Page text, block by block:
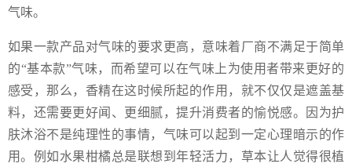
气味。
如果一款产品对气味的要求更高，意味着厂商不满足于简单
的“基本款”气味，而希望可以在气味上为使用者带来更好的
感受，那么，香精在这时候所起的作用，就不仅仅是遮盖基
料，还需要更好闻、更细腻，提升消费者的愉悦感。因为护
肤沐浴不是纯理性的事情，气味可以起到一定心理暗示的作
用。例如水果柑橘总是联想到年轻活力，草本让人觉得很植